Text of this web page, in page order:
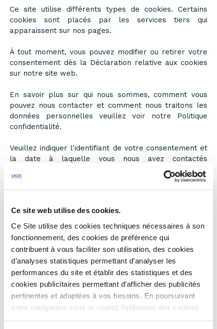
Ce site web utilise des cookies.
Ce Site utilise des cookies techniques nécessaires à son
fonctionnement, des cookies de préférence qui
contribuent à vous faciliter son utilisation, des cookies
d’analyses statistiques permettant d’analyser les
performances du site et établir des statistiques et des
cookies publicitaires permettant d’afficher des publicités
pertinentes et adaptées à vos besoins. En poursuivant
votre navigation, vous acceptez l’utilisation des cookies.
Ce site utilise différents types de cookies. Certains
cookies sont placés par les services tiers qui
apparaissent sur nos pages.
À tout moment, vous pouvez modifier ou retirer votre
consentement dès la Déclaration relative aux cookies
sur notre site web.
En savoir plus sur qui nous sommes, comment vous
pouvez nous contacter et comment nous traitons les
données personnelles veuillez voir notre Politique
confidentialité.
Veuillez indiquer l'identifiant de votre consentement et
la date à laquelle vous nous avez contactés
Votre consentement s'applique aux domaines suivants :
Votre état ​​actuel: Refuser.
Modifiez consentement
Déclaration relative aux cookies mise à jour le
31/07/2026 par Cookiebot
Nécessaires (10)
Les cookies nécessaires contribuent à rendre un site